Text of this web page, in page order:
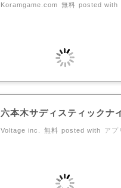
Koramgame.com 無料 posted with
六本木サディスティックナ
Voltage inc. 無料 posted with アプ